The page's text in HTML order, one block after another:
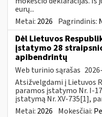
eurų...
Metai: 2026 Pagrindinis:
Dėl Lietuvos
įstatymo 28
apibendrintų
Web turinio sąrašas
Atsižvelgdami į Lietuvos
paramos įstatymo Nr. I-17
įstatymą Nr. XV-735[1],
Metai: 2026 Mokesčiai: